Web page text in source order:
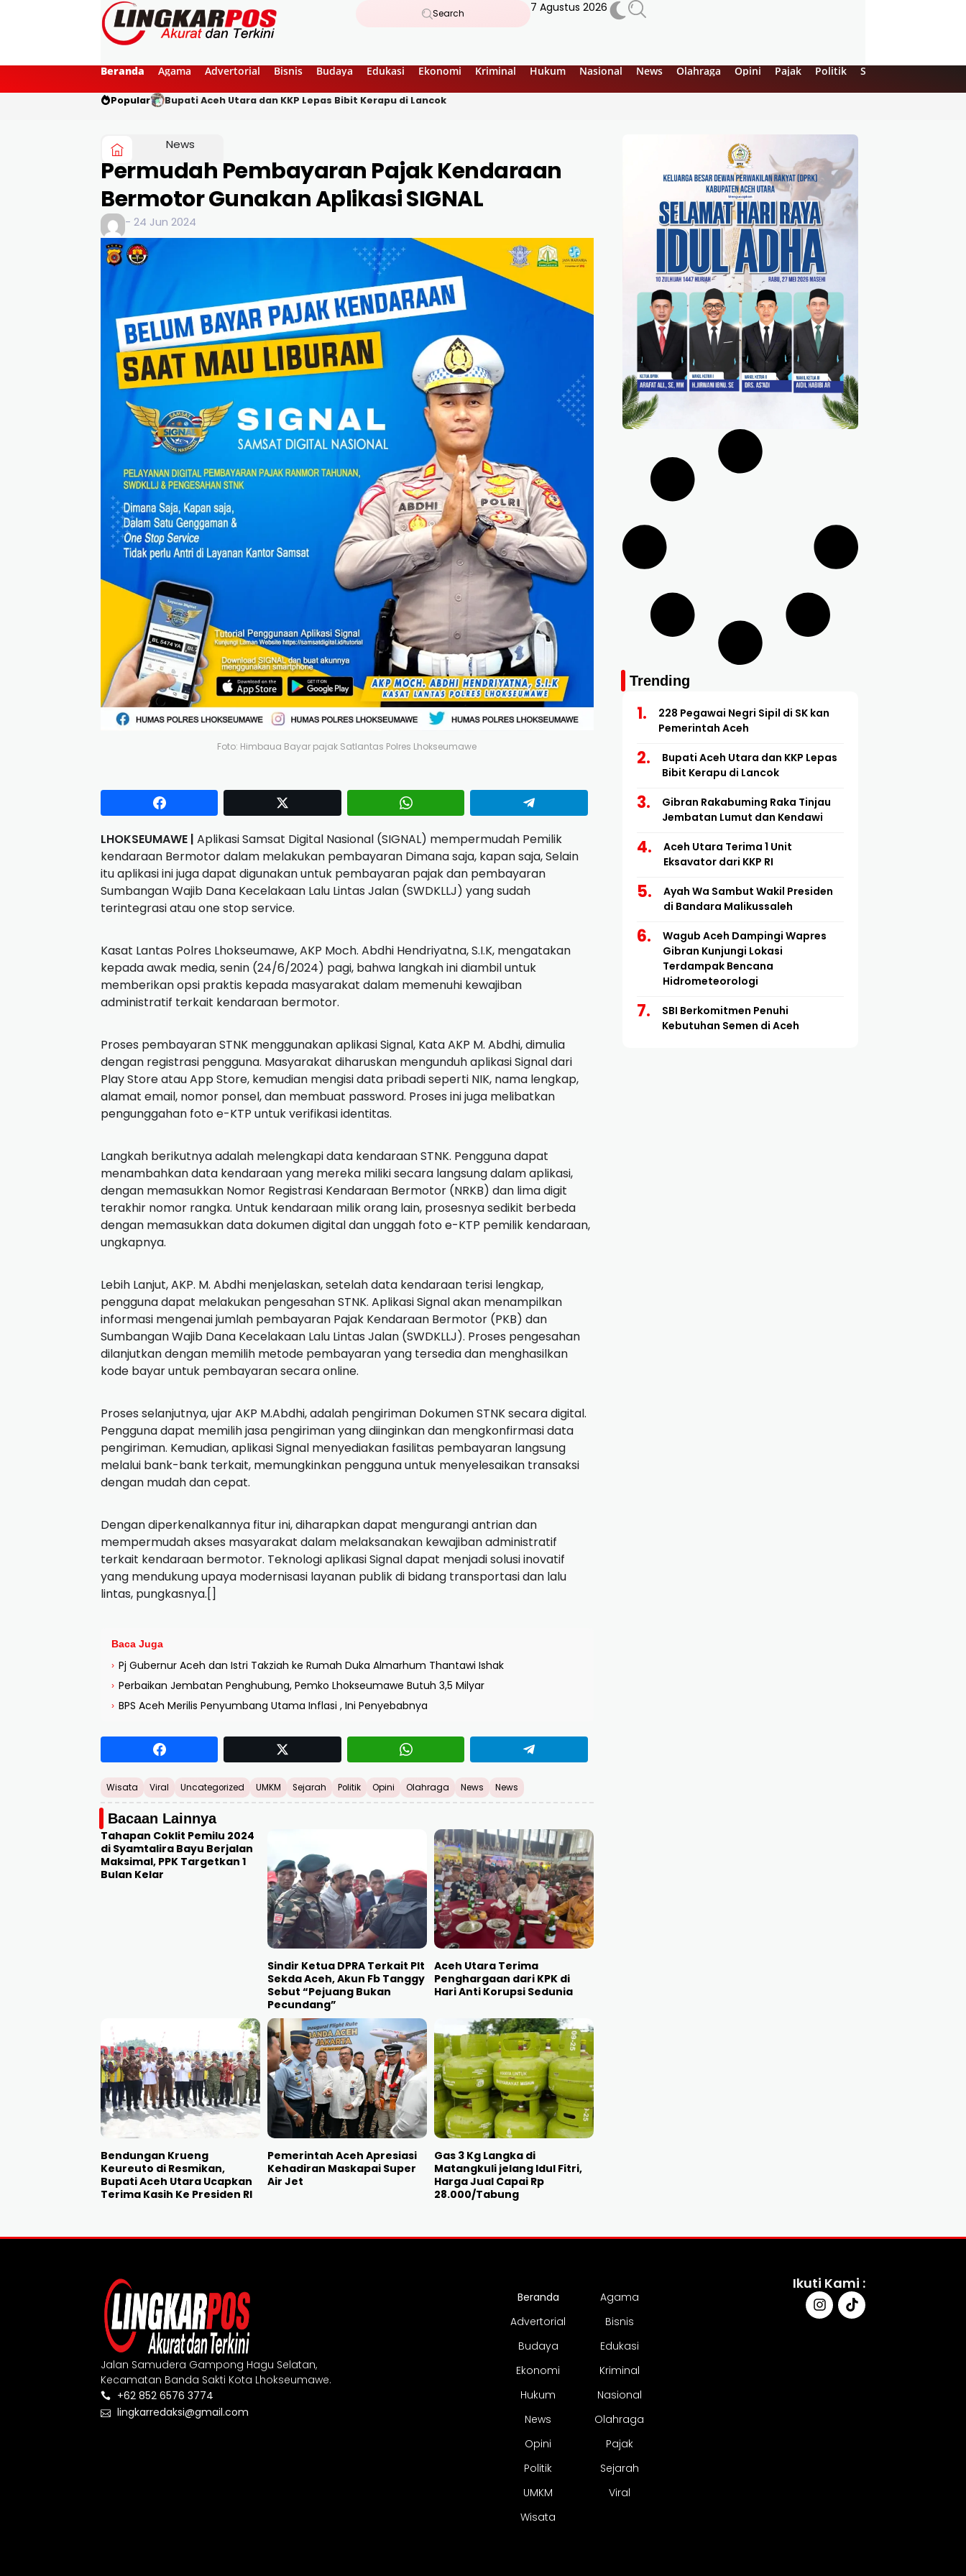
Search 7 Agustus 2026
Beranda Agama Advertorial Bisnis Budaya Edukasi Ekonomi Kriminal Hukum Nasional News Olahraga Opini Pajak Politik Sejarah
Popular Gibran Rakabuming Raka Tinjau Jembatan Lumut dan Kendawi
News
Permudah Pembayaran Pajak Kendaraan
Bermotor Gunakan Aplikasi SIGNAL
- 24 Jun 2024
Foto: Himbaua Bayar pajak Satlantas Polres Lhokseumawe
LHOKSEUMAWE | Aplikasi Samsat Digital Nasional (SIGNAL) mempermudah Pemilik
kendaraan Bermotor dalam melakukan pembayaran Dimana saja, kapan saja, Selain
itu aplikasi ini juga dapat digunakan untuk pembayaran pajak dan pembayaran
Sumbangan Wajib Dana Kecelakaan Lalu Lintas Jalan (SWDKLLJ) yang sudah
terintegrasi atau one stop service.
Kasat Lantas Polres Lhokseumawe, AKP Moch. Abdhi Hendriyatna, S.I.K, mengatakan
kepada awak media, senin (24/6/2024) pagi, bahwa langkah ini diambil untuk
memberikan opsi praktis kepada masyarakat dalam memenuhi kewajiban
administratif terkait kendaraan bermotor.
Proses pembayaran STNK menggunakan aplikasi Signal, Kata AKP M. Abdhi, dimulia
dengan registrasi pengguna. Masyarakat diharuskan mengunduh aplikasi Signal dari
Play Store atau App Store, kemudian mengisi data pribadi seperti NIK, nama lengkap,
alamat email, nomor ponsel, dan membuat password. Proses ini juga melibatkan
pengunggahan foto e-KTP untuk verifikasi identitas.
Langkah berikutnya adalah melengkapi data kendaraan STNK. Pengguna dapat
menambahkan data kendaraan yang mereka miliki secara langsung dalam aplikasi,
dengan memasukkan Nomor Registrasi Kendaraan Bermotor (NRKB) dan lima digit
terakhir nomor rangka. Untuk kendaraan milik orang lain, prosesnya sedikit berbeda
dengan memasukkan data dokumen digital dan unggah foto e-KTP pemilik kendaraan,
ungkapnya.
Lebih Lanjut, AKP. M. Abdhi menjelaskan, setelah data kendaraan terisi lengkap,
pengguna dapat melakukan pengesahan STNK. Aplikasi Signal akan menampilkan
informasi mengenai jumlah pembayaran Pajak Kendaraan Bermotor (PKB) dan
Sumbangan Wajib Dana Kecelakaan Lalu Lintas Jalan (SWDKLLJ). Proses pengesahan
dilanjutkan dengan memilih metode pembayaran yang tersedia dan menghasilkan
kode bayar untuk pembayaran secara online.
Proses selanjutnya, ujar AKP M.Abdhi, adalah pengiriman Dokumen STNK secara digital.
Pengguna dapat memilih jasa pengiriman yang diinginkan dan mengkonfirmasi data
pengiriman. Kemudian, aplikasi Signal menyediakan fasilitas pembayaran langsung
melalui bank-bank terkait, memungkinkan pengguna untuk menyelesaikan transaksi
dengan mudah dan cepat.
Dengan diperkenalkannya fitur ini, diharapkan dapat mengurangi antrian dan
mempermudah akses masyarakat dalam melaksanakan kewajiban administratif
terkait kendaraan bermotor. Teknologi aplikasi Signal dapat menjadi solusi inovatif
yang mendukung upaya modernisasi layanan publik di bidang transportasi dan lalu
lintas, pungkasnya.[]
Baca Juga
› Pj Gubernur Aceh dan Istri Takziah ke Rumah Duka Almarhum Thantawi Ishak
› Perbaikan Jembatan Penghubung, Pemko Lhokseumawe Butuh 3,5 Milyar
› BPS Aceh Merilis Penyumbang Utama Inflasi , Ini Penyebabnya
Wisata Viral Uncategorized UMKM Sejarah Politik Opini Olahraga News News
Bacaan Lainnya
Tahapan Coklit Pemilu 2024
di Syamtalira Bayu Berjalan
Maksimal, PPK Targetkan 1
Bulan Kelar
Sindir Ketua DPRA Terkait Plt
Sekda Aceh, Akun Fb Tanggy
Sebut “Pejuang Bukan
Pecundang”
Aceh Utara Terima
Penghargaan dari KPK di
Hari Anti Korupsi Sedunia
Bendungan Krueng
Keureuto di Resmikan,
Bupati Aceh Utara Ucapkan
Terima Kasih Ke Presiden RI
Pemerintah Aceh Apresiasi
Kehadiran Maskapai Super
Air Jet
Gas 3 Kg Langka di
Matangkuli jelang Idul Fitri,
Harga Jual Capai Rp
28.000/Tabung
Trending
228 Pegawai Negri Sipil di SK kan
Pemerintah Aceh
Bupati Aceh Utara dan KKP Lepas
Bibit Kerapu di Lancok
Gibran Rakabuming Raka Tinjau
Jembatan Lumut dan Kendawi
Aceh Utara Terima 1 Unit
Eksavator dari KKP RI
Ayah Wa Sambut Wakil Presiden
di Bandara Malikussaleh
Wagub Aceh Dampingi Wapres
Gibran Kunjungi Lokasi
Terdampak Bencana
Hidrometeorologi
SBI Berkomitmen Penuhi
Kebutuhan Semen di Aceh
Jalan Samudera Gampong Hagu Selatan,
Kecamatan Banda Sakti Kota Lhokseumawe.
+62 852 6576 3774
lingkarredaksi@gmail.com
Beranda
Agama
Advertorial
Bisnis
Budaya
Edukasi
Ekonomi
Kriminal
Hukum
Nasional
News
Olahraga
Opini
Pajak
Politik
Sejarah
UMKM
Viral
Wisata
Ikuti Kami :